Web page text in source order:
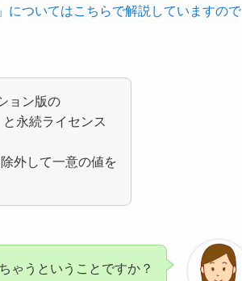
についてはこちらで解説していますので
ョン版の
永続ライセンス
外して一意の値を
ゃうということですか？